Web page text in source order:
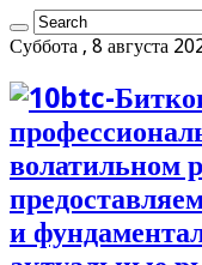
Суббота , 8 августа
волатильном
и